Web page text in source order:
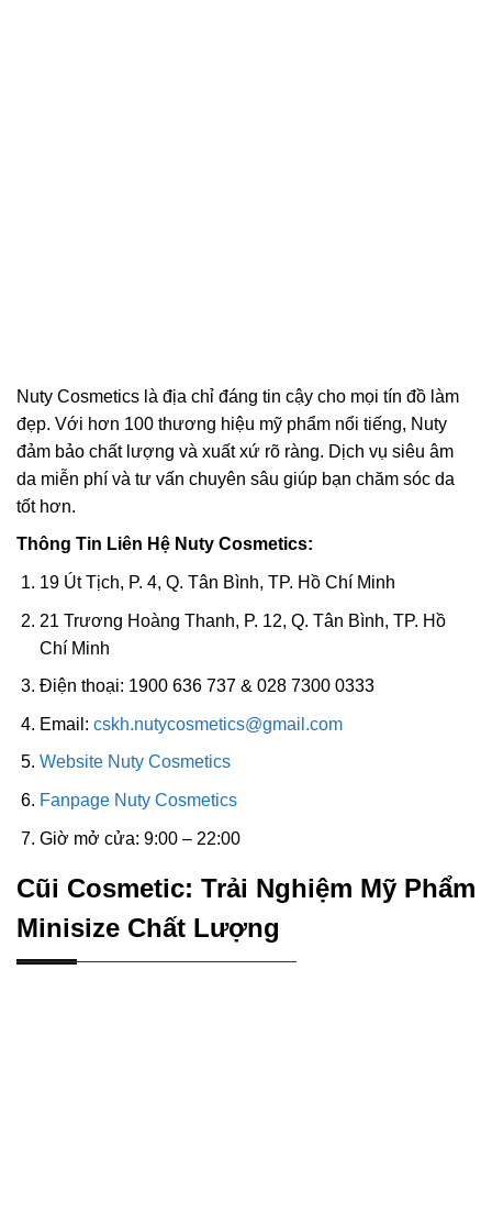
Nuty Cosmetics là địa chỉ đáng tin cậy cho mọi tín đồ làm
đẹp. Với hơn 100 thương hiệu mỹ phẩm nổi tiếng, Nuty
đảm bảo chất lượng và xuất xứ rõ ràng. Dịch vụ siêu âm
da miễn phí và tư vấn chuyên sâu giúp bạn chăm sóc da
tốt hơn.
Thông Tin Liên Hệ Nuty Cosmetics:
19 Út Tịch, P. 4, Q. Tân Bình, TP. Hồ Chí Minh
21 Trương Hoàng Thanh, P. 12, Q. Tân Bình, TP. Hồ
Chí Minh
Điện thoại: 1900 636 737 & 028 7300 0333
Email: cskh.nutycosmetics@gmail.com
Website Nuty Cosmetics
Fanpage Nuty Cosmetics
Giờ mở cửa: 9:00 – 22:00
Cũi Cosmetic: Trải Nghiệm Mỹ Phẩm
Minisize Chất Lượng